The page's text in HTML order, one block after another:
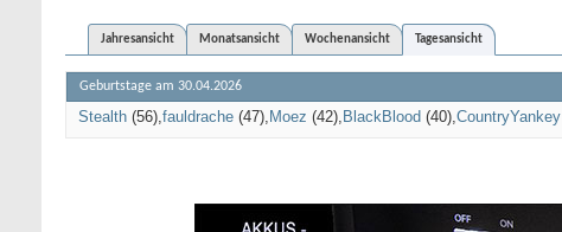
Jahresansicht
Monatsansicht Wochenansicht Tagesansicht
Geburtstage am 30.04.2026
Stealth (56) fauldrache (47) Moez (42) BlackBlood (40) CountryYankey